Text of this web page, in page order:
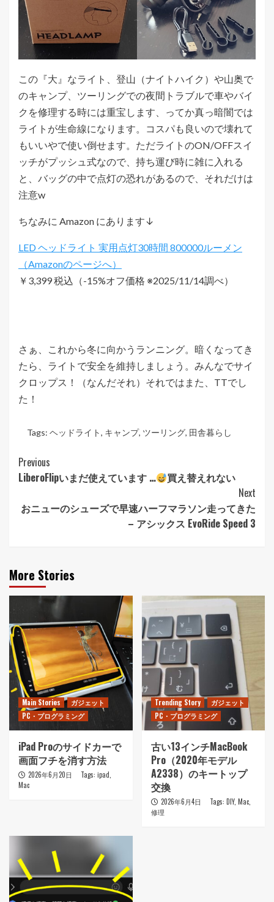
この『大』なライト、登山（ナイトハイク）や山奥で
のキャンプ、ツーリングでの夜間トラブルで車やバイ
クを修理する時には重宝します、ってか真っ暗闇では
ライトが生命線になります。コスパも良いので壊れて
もいいやで使い倒せます。ただライトのON/OFFスイ
ッチがプッシュ式なので、持ち運び時に雑に入れる
と、バッグの中で点灯の恐れがあるので、それだけは
注意w
ちなみに Amazon にあります↓
LED ヘッドライト 実用点灯30時間 800000ルーメン
￥3,399 税込（-15%オフ価格 ※2025/11/14調べ）
さぁ、これから冬に向かうランニング。暗くなってき
たら、ライトで安全を維持しましょう。みんなでサイ
クロップス！（なんだそれ）それではまた、TTでし
た！
Tags: ヘッドライト, キャンプ, ツーリング, 田舎暮らし
Post
Navigation
Previous
LiberoFlipいまだ使えています …
買え替えれない
Next
おニューのシューズで早速ハーフマラソン走ってきた
– アシックス EvoRide Speed 3
More Stories
Main Stories
ガジェット
PC・プログラミング
iPad Proのサイドカーで
画面フチを消す方法
2026年6月20日 Tags: ipad
Mac
Trending Story
ガジェット
PC・プログラミング
古い13インチMacBook
Pro（2020年モデル
A2338）のキートップ
交換
2026年6月4日 Tags: DIY, Mac,
修理